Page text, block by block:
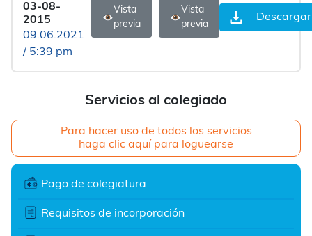
Servicios al colegiado
Para hacer uso de todos los servicios
haga clic aquí para loguearse
Pago de colegiatura
Requisitos de incorporación
03-08-
2015
09.06.2021
/ 5:39 pm
Vista
previa
Vista
previa
Descargar